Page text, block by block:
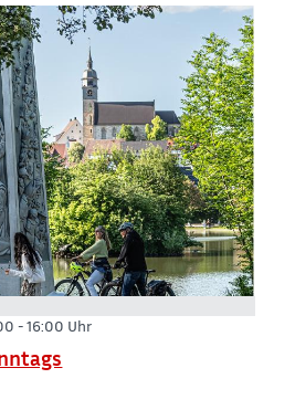
- 16:00 Uhr